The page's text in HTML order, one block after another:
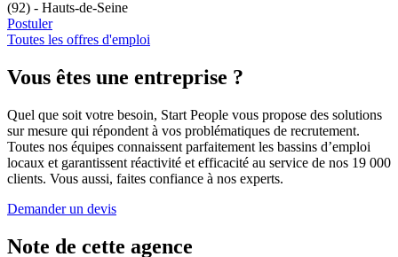
(92) - Hauts-de-Seine
Postuler
Toutes les offres d'emploi
Vous êtes une entreprise ?
Quel que soit votre besoin, Start People vous propose des solutions
sur mesure qui répondent à vos problématiques de recrutement.
Toutes nos équipes connaissent parfaitement les bassins d’emploi
locaux et garantissent réactivité et efficacité au service de nos 19 000
clients. Vous aussi, faites confiance à nos experts.
Demander un devis
Note de cette agence